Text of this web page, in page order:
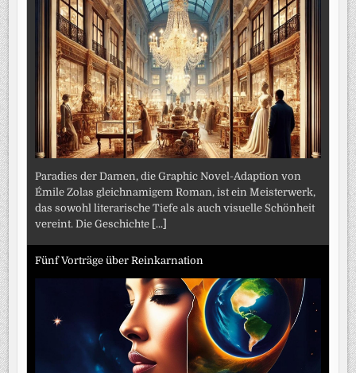
Paradies der Damen, die Graphic Novel-Adaption von
Émile Zolas gleichnamigem Roman, ist ein Meisterwerk,
das sowohl literarische Tiefe als auch visuelle Schönheit
vereint. Die Geschichte [...]
Fünf Vorträge über Reinkarnation